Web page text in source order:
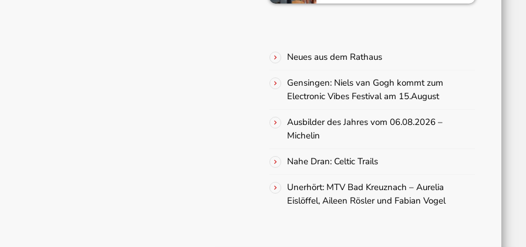
Neues aus dem Rathaus
Gensingen: Niels van Gogh kommt zum
Electronic Vibes Festival am 15.August
Ausbilder des Jahres vom 06.08.2026 –
Michelin
Nahe Dran: Celtic Trails
Unerhört: MTV Bad Kreuznach – Aurelia
Eislöffel, Aileen Rösler und Fabian Vogel